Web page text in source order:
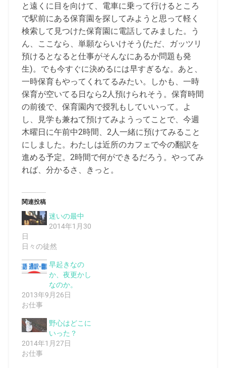
と遠くに目を向けて、電車に乗って行けるところ
で駅前にある保育園を探してみようと思って軽く
検索して見つけた保育園に電話してみました。う
ん、ここなら、単願ならいけそう(ただ、ガッツリ
預けるとなると仕事がそんなにあるか問題も発
生)。でも今すぐに決めるには早すぎるな。あと、
一時保育もやってくれてるみたい。しかも、一時
保育が空いてる日なら2人預けられそう。保育時間
の前後で、保育園内で授乳もしていいって。よ
し、見学も兼ねて預けてみようってことで、今週
木曜日に午前中2時間、2人一緒に預けてみること
にしました。わたしは近所のカフェで今の翻訳を
進める予定。2時間で何ができるだろう。やってみ
れば、分かるさ、きっと。
関連投稿
迷いの最中
2014年1月30
日
日々の徒然
早起きなの
か、夜更かし
なのか。
2013年9月26日
お仕事
野心はどこに
いった？
2014年1月27日
お仕事